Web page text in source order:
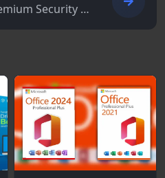
Security 2